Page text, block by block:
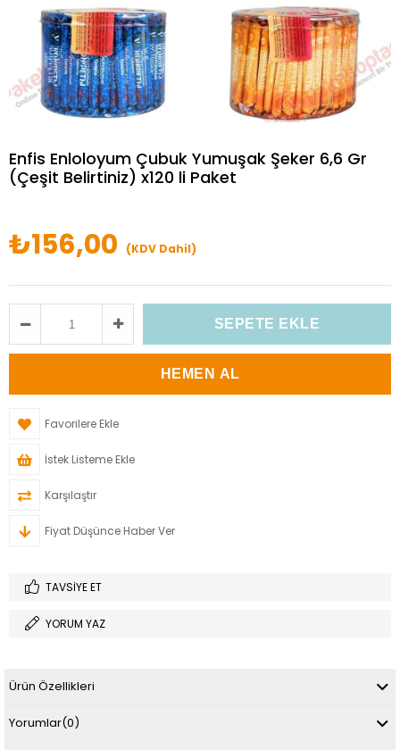
Enfis Enloloyum Çubuk Yumuşak Şeker 6,6 Gr
(Çeşit Belirtiniz) x120 li Paket
₺156,00 (KDV Dahil)
Favorilere Ekle
İstek Listeme Ekle
Karşılaştır
Fiyat Düşünce Haber Ver
TAVSIYE ET
YORUM YAZ
Ürün Özellikleri
Yorumlar(0)